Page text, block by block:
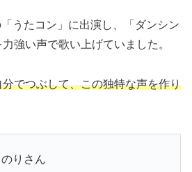
うたコン」に出演し、「ダンシン
強い声で歌い上げていました。
分でつぶして、この独特な声を作り
りさん